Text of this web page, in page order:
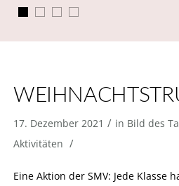
17. Dezember 2021 / in Bild des
Aktivitäten /
Eine Aktion der SMV: Jede Klasse